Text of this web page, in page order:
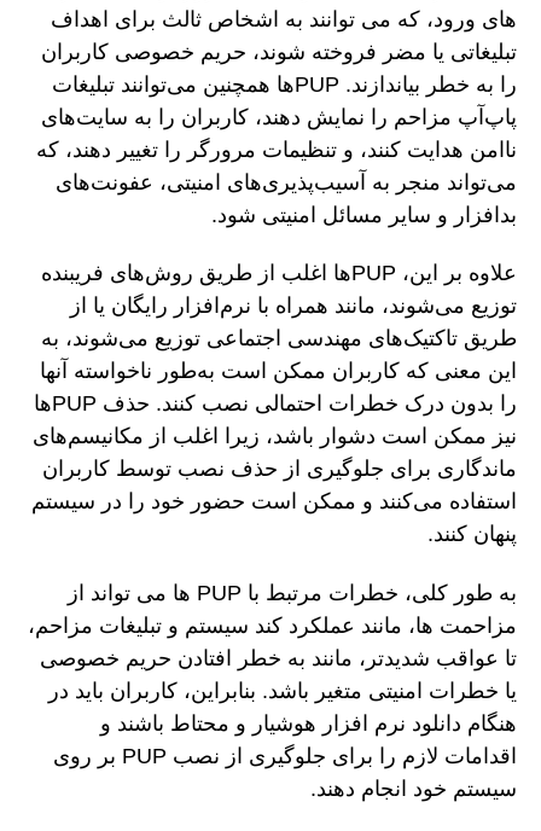
های ورود، که می توانند به اشخاص ثالث برای اهداف
تبلیغاتی یا مضر فروخته شوند، حریم خصوصی کاربران
را به خطر بیاندازند. PUPها همچنین می‌توانند تبلیغات
پاپ‌آپ مزاحم را نمایش دهند، کاربران را به سایت‌های
ناامن هدایت کنند، و تنظیمات مرورگر را تغییر دهند، که
می‌تواند منجر به آسیب‌پذیری‌های امنیتی، عفونت‌های
بدافزار و سایر مسائل امنیتی شود.
علاوه بر این، PUPها اغلب از طریق روش‌های فریبنده
توزیع می‌شوند، مانند همراه با نرم‌افزار رایگان یا از
طریق تاکتیک‌های مهندسی اجتماعی توزیع می‌شوند، به
این معنی که کاربران ممکن است به‌طور ناخواسته آنها
را بدون درک خطرات احتمالی نصب کنند. حذف PUPها
نیز ممکن است دشوار باشد، زیرا اغلب از مکانیسم‌های
ماندگاری برای جلوگیری از حذف نصب توسط کاربران
استفاده می‌کنند و ممکن است حضور خود را در سیستم
پنهان کنند.
به طور کلی، خطرات مرتبط با PUP ها می تواند از
مزاحمت ها، مانند عملکرد کند سیستم و تبلیغات مزاحم،
تا عواقب شدیدتر، مانند به خطر افتادن حریم خصوصی
یا خطرات امنیتی متغیر باشد. بنابراین، کاربران باید در
هنگام دانلود نرم افزار هوشیار و محتاط باشند و
اقدامات لازم را برای جلوگیری از نصب PUP بر روی
سیستم خود انجام دهند.